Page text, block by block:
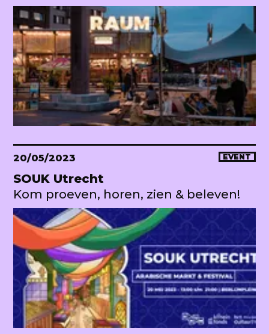
20/05/2023 EVENT
SOUK Utrecht
Kom proeven, horen, zien & beleven!